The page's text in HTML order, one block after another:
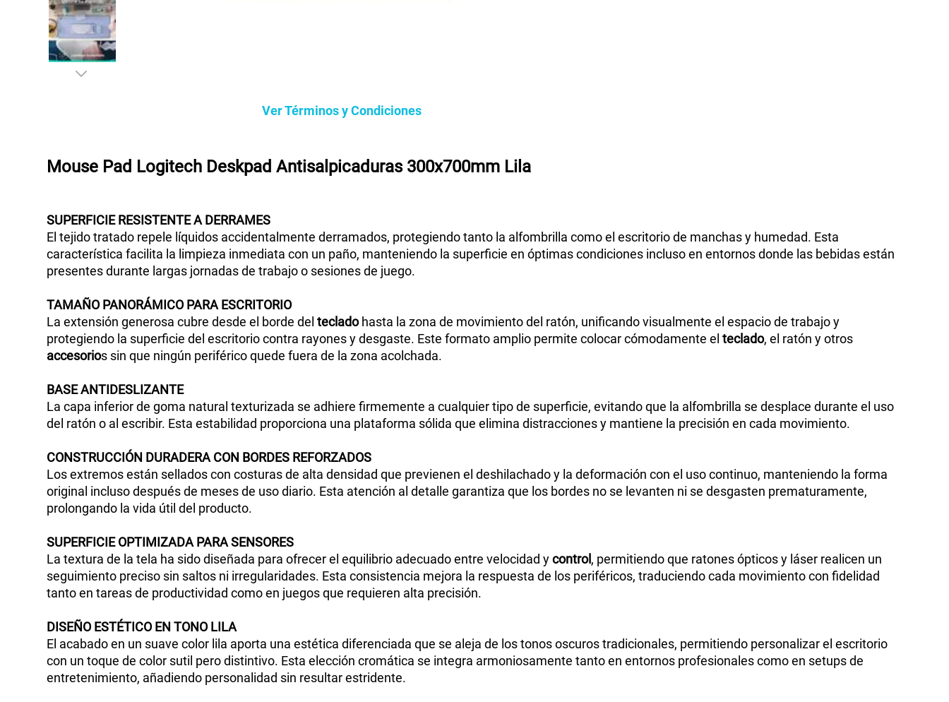
Ver Términos y Condiciones
Mouse Pad Logitech Deskpad Antisalpicaduras 300x700mm Lila
SUPERFICIE RESISTENTE A DERRAMES
El tejido tratado repele líquidos accidentalmente derramados, protegiendo tanto la alfombrilla como el escritorio de manchas y humedad. Esta
característica facilita la limpieza inmediata con un paño, manteniendo la superficie en óptimas condiciones incluso en entornos donde las bebidas están
presentes durante largas jornadas de trabajo o sesiones de juego.
TAMAÑO PANORÁMICO PARA ESCRITORIO
La extensión generosa cubre desde el borde del tecladohasta la zona de movimiento del ratón, unificando visualmente el espacio de trabajo y
protegiendo la superficie del escritorio contra rayones y desgaste. Este formato amplio permite colocar cómodamente el teclado, el ratón y otros
accesorios sin que ningún periférico quede fuera de la zona acolchada.
BASEANTIDESLIZANTE
La capa inferior de goma natural texturizada se adhiere firmemente a cualquier tipo de superficie, evitando que la alfombrilla se desplace durante el uso
del ratón o al escribir. Esta estabilidad proporciona una plataforma sólida que elimina distracciones y mantiene la precisión en cada movimiento.
CONSTRUCCIÓN DURADERA CON BORDES REFORZADOS
Los extremos están sellados con costuras de alta densidad que previenen el deshilachado y la deformación con el uso continuo, manteniendo la forma
original incluso después de meses de uso diario. Esta atención al detalle garantiza que los bordes no se levanten ni se desgasten prematuramente,
prolongando la vida útil del producto.
SUPERFICIE OPTIMIZADA PARASENSORES
La textura de la tela ha sido diseñada para ofrecer el equilibrio adecuado entre velocidad ycontrol, permitiendo que ratones ópticos y láser realicen un
seguimiento preciso sin saltos ni irregularidades. Esta consistencia mejora la respuesta de los periféricos, traduciendo cada movimiento con fidelidad
tanto en tareas de productividad como en juegos que requieren alta precisión.
DISEÑO ESTÉTICO EN TONO LILA
El acabado en un suave color lila aporta una estética diferenciada que se aleja de los tonos oscuros tradicionales, permitiendo personalizar el escritorio
con un toque de color sutil pero distintivo. Esta elección cromática se integra armoniosamente tanto en entornos profesionales como en setups de
entretenimiento, añadiendo personalidad sin resultar estridente.